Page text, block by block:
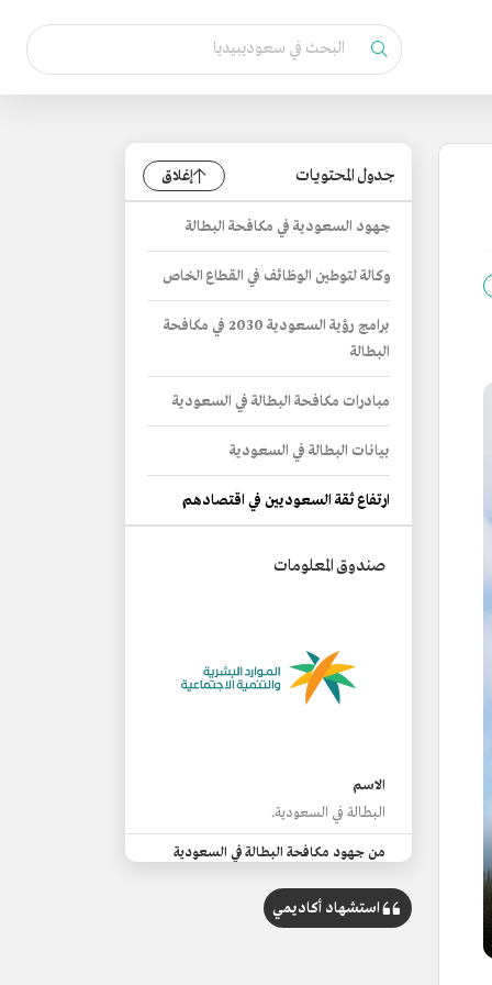
جدول المحتويات إغلاق
جهود السعودية في مكافحة البطالة
وكالة لتوطين الوظائف في القطاع الخاص
برامج رؤية السعودية 2030 في مكافحة
البطالة
مبادرات مكافحة البطالة في السعودية
بيانات البطالة في السعودية
ارتفاع ثقة السعوديين في اقتصادهم
صندوق المعلومات
الاسم
البطالة في السعودية.
من جهود مكافحة البطالة في السعودية
توطين الوظائف.
تنظيم سوق العمل.
استشهاد أكاديمي